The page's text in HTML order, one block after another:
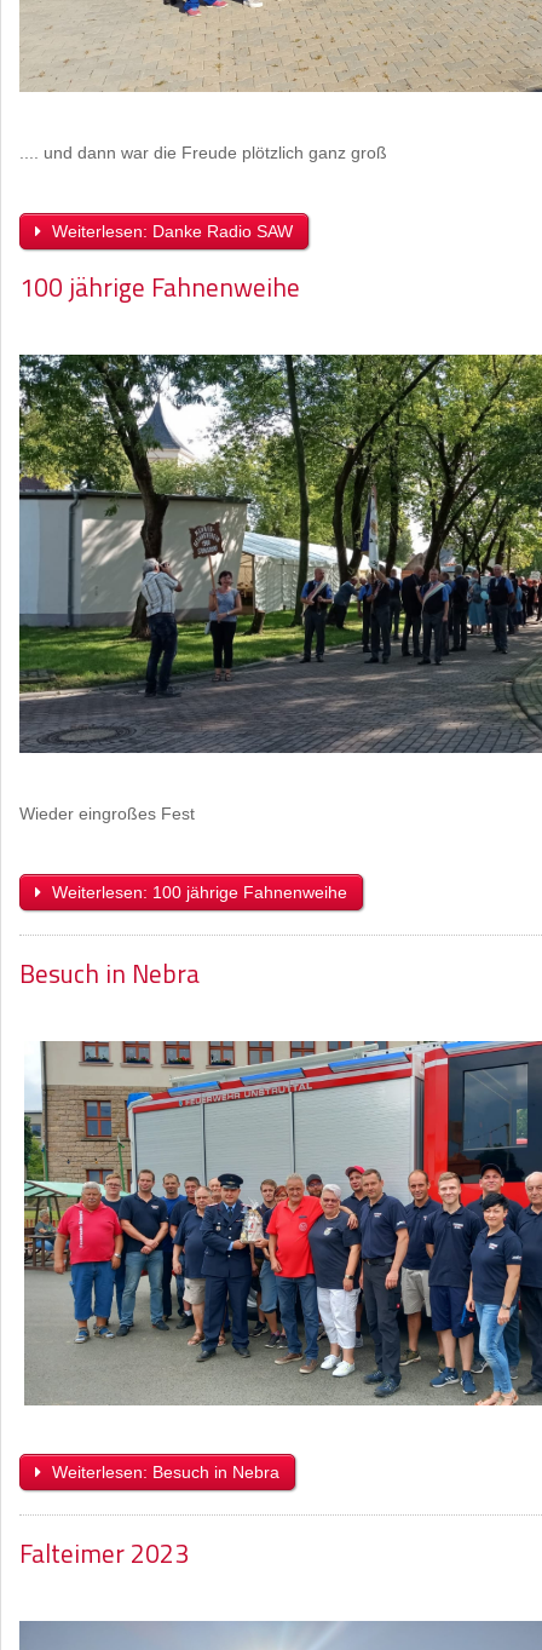
.... und dann war die Freude plötzlich ganz groß
Weiterlesen: Danke Radio SAW
100 jährige Fahnenweihe
Wieder eingroßes Fest
Weiterlesen: 100 jährige Fahnenweihe
Besuch in Nebra
Weiterlesen: Besuch in Nebra
Falteimer 2023